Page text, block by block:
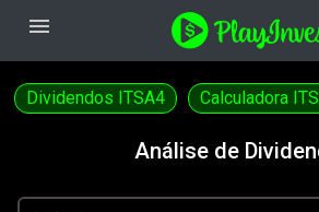
menu
Dividendos ITSA4 Calculadora
Análise de